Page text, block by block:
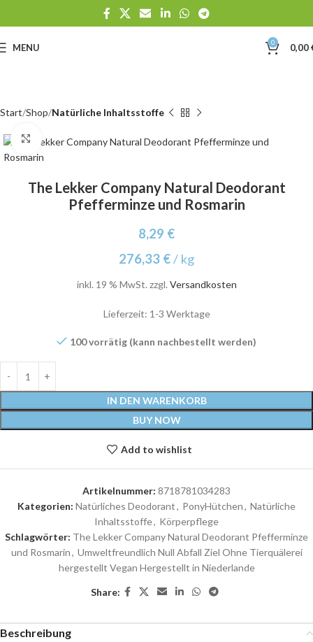
MENU 0 0,00
Start Shop Natürliche Inhaltsstoffe
Click to enlarge
The Lekker Company Natural Deodorant
Pfefferminze und Rosmarin
8,29 €
276,33 €/ kg
inkl. 19 % MwSt. zzgl. Versandkosten
Lieferzeit: 1-3 Werktage
100 vorrätig (kann nachbestellt werden)
IN DEN WARENKORB
BUY NOW
Add to wishlist
Artikelnummer: 8718781034283
Kategorien: Natürliches Deodorant, PonyHütchen, Natürliche
Inhaltsstoffe, Körperpflege
Schlagwörter: The Lekker Company Natural Deodorant Pfefferminze
und Rosmarin, Umweltfreundlich Null Abfall Ziel Ohne Tierquälerei
hergestellt Vegan Hergestellt in Niederlande
Share:
Beschreibung